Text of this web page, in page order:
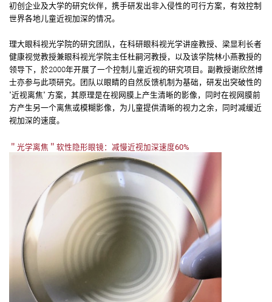
初创企业及大学的研究伙伴，携手研发出非入侵性的可行方案，有效控制
世界各地儿童近视加深的情况。
理大眼科视光学院的研究团队，在科研眼科视光学讲座教授、梁显利长者
健康视觉教授兼眼科视光学院主任杜嗣河教授，以及该学院林小燕教授的
领导下，於2000年开展了一个控制儿童近视的研究项目。副教授谢欣然博
士亦参与此项研究。团队以眼睛的自然反馈机制为基础，研发出突破性的
"近视离焦" 方案，其原理是在视网膜上产生清晰的影像，同时在视网膜前
方产生另一个离焦或模糊影像，为儿童提供清晰的视力之余，同时减缓近
视加深的速度。
＂ 光学离焦 ＂ 软性隐形眼镜：减慢近视加深速度60%